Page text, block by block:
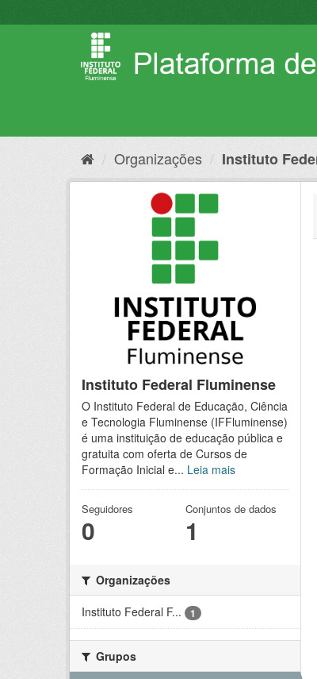
para
Organizações Instituto
Instituto Federal Fluminense
O Instituto Federal de Educação, Ciência
e Tecnologia Fluminense (IFFluminense)
é uma instituição de educação pública e
gratuita com oferta de Cursos de
Formação Inicial e... Leia mais
Seguidores
0
Conjuntos de dados
1
Organizações
Instituto Federal F...
1
Grupos